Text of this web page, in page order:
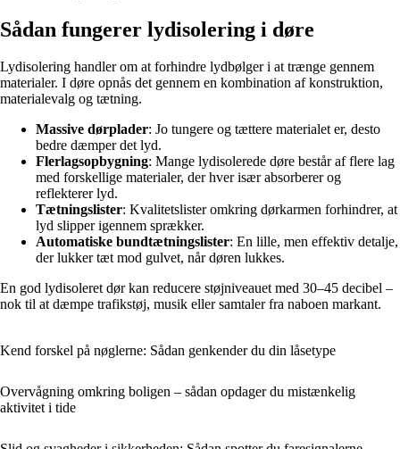
Sådan fungerer lydisolering i døre
Lydisolering handler om at forhindre lydbølger i at trænge gennem
materialer. I døre opnås det gennem en kombination af konstruktion,
materialevalg og tætning.
Massive dørplader: Jo tungere og tættere materialet er, desto
bedre dæmper det lyd.
Flerlagsopbygning: Mange lydisolerede døre består af flere lag
med forskellige materialer, der hver især absorberer og
reflekterer lyd.
Tætningslister: Kvalitetslister omkring dørkarmen forhindrer, at
lyd slipper igennem sprækker.
Automatiske bundtætningslister: En lille, men effektiv detalje,
der lukker tæt mod gulvet, når døren lukkes.
En god lydisoleret dør kan reducere støjniveauet med 30–45 decibel –
nok til at dæmpe trafikstøj, musik eller samtaler fra naboen markant.
Kend forskel på nøglerne: Sådan genkender du din låsetype
Overvågning omkring boligen – sådan opdager du mistænkelig
aktivitet i tide